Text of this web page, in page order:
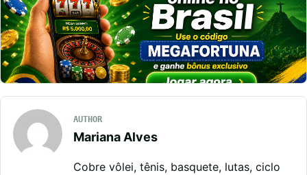
AUTHOR
Mariana Alves
Cobre vôlei, tênis, basquete, lutas, ciclo